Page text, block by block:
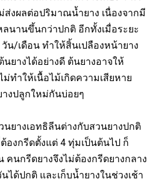
งผลต่อปริมาณน้ำยาง เนื่องจากมี
นานขึ้นกว่าปกติ อีกทั้งเมื่อระยะ
วัน/เดือน ทำให้สิ้นเปลืองหน้ายาง
ยางได้อย่างดี ต้นยางอาจให้
ทำให้เนื้อไม้เกิดความเสียหาย
งปลูกใหม่กันบ่อยๆ
ยางเอทธิลีนต่างกับสวนยางปกติ
องกรีดตั้งแต่ 4 ทุ่มเป็นต้นไป ก็
คนกรีดยางจึงไม่ต้องกรีดยางกลาง
ได้ปกติ และเก็บน้ำยางในช่วงเช้า